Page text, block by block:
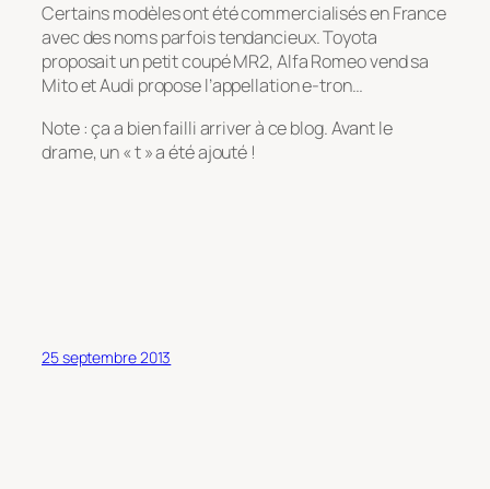
Certains modèles ont été commercialisés en France
avec des noms parfois tendancieux. Toyota
proposait un petit coupé MR2, Alfa Romeo vend sa
Mito et Audi propose l’appellation e-tron…
Note : ça a bien failli arriver à ce blog. Avant le
drame, un « t » a été ajouté !
25 septembre 2013